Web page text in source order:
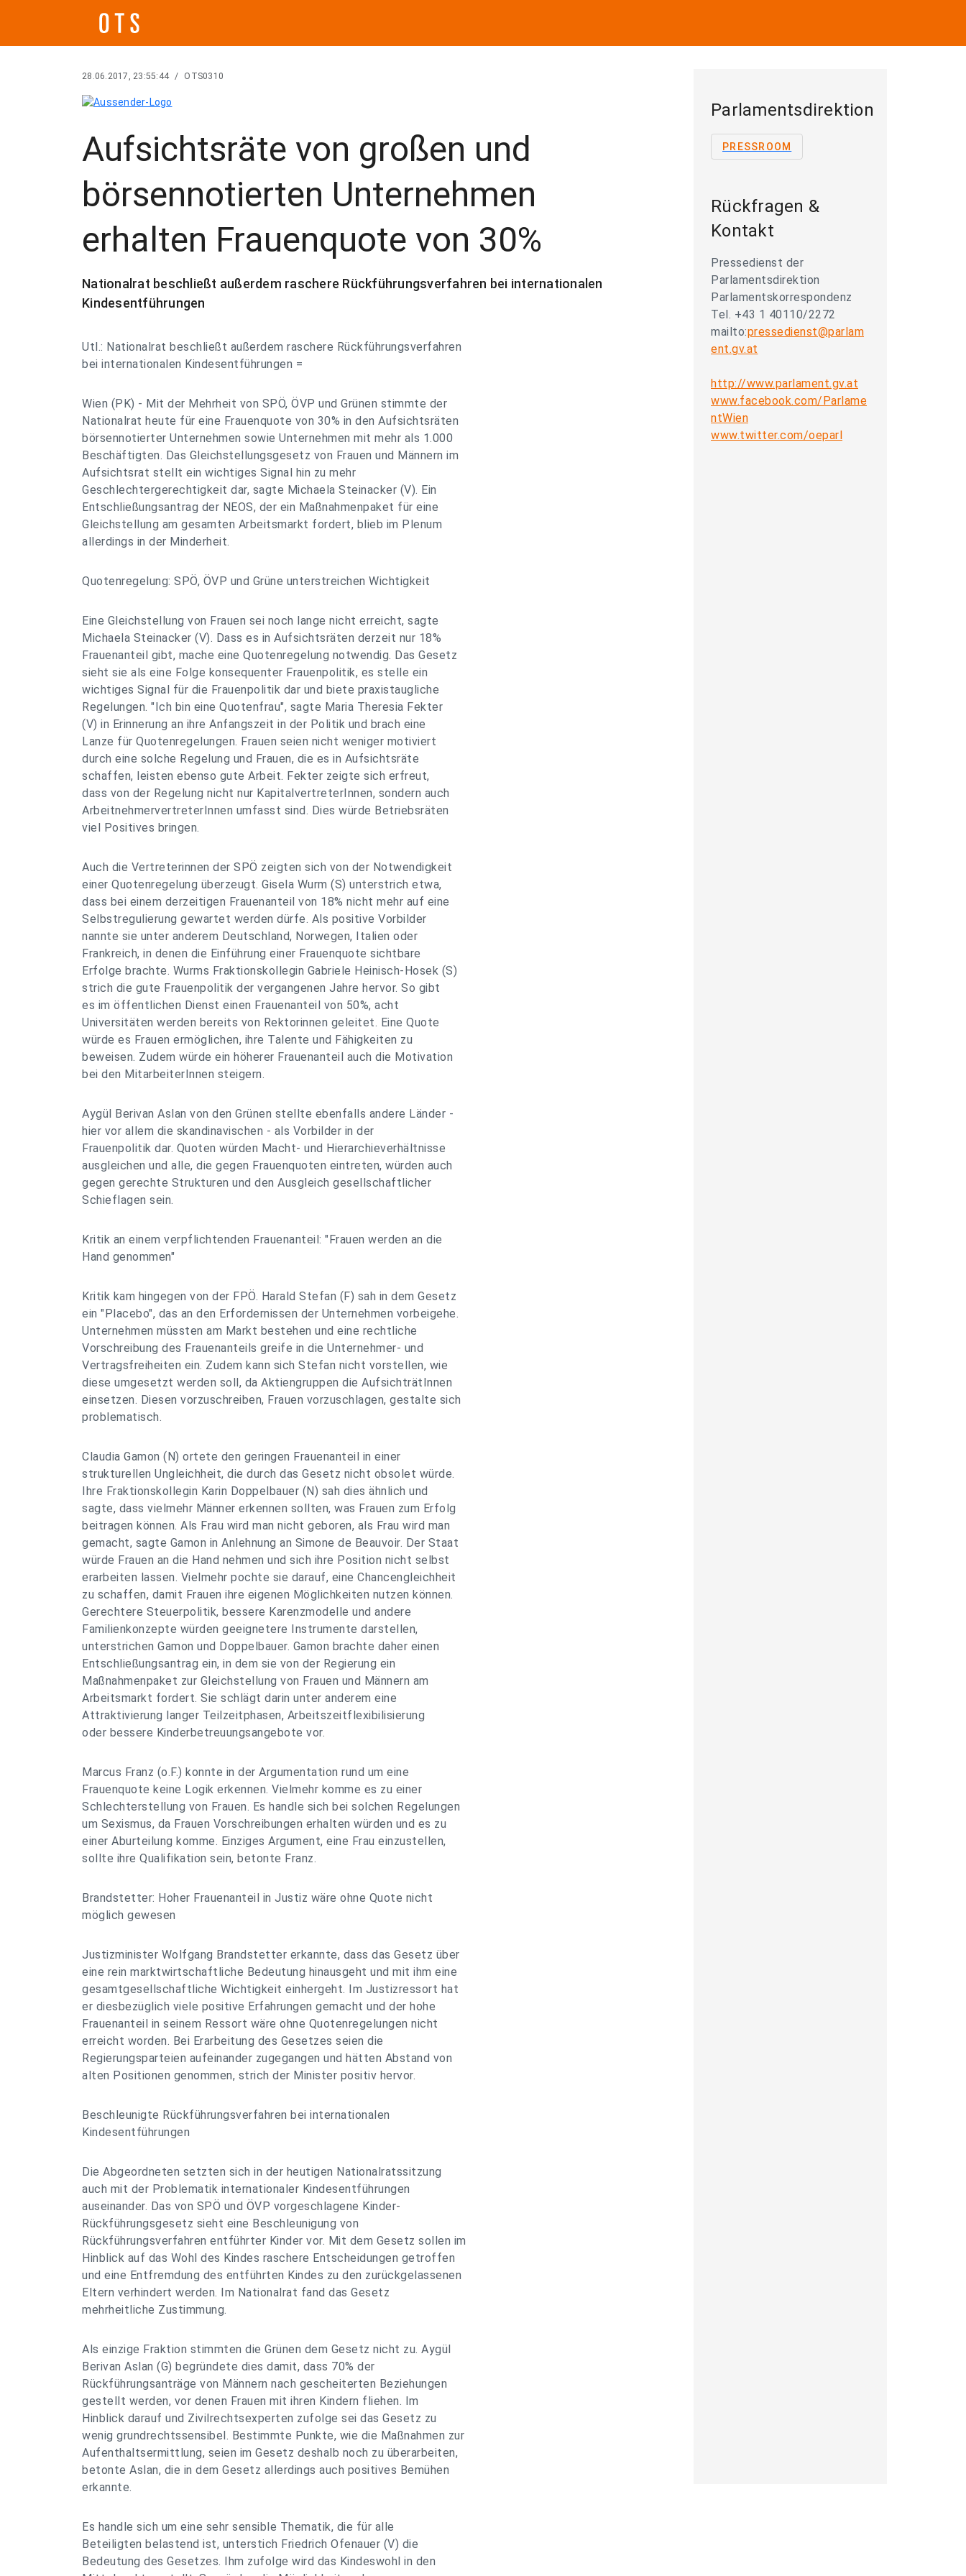
28.06.2017, 23:55:44 / OTS0310
Aufsichtsräte von großen und
börsennotierten Unternehmen
erhalten Frauenquote von 30%
Nationalrat beschließt außerdem raschere Rückführungsverfahren bei internationalen
Kindesentführungen
Utl.: Nationalrat beschließt außerdem raschere Rückführungsverfahren
bei internationalen Kindesentführungen =
Wien (PK) - Mit der Mehrheit von SPÖ, ÖVP und Grünen stimmte der
Nationalrat heute für eine Frauenquote von 30% in den Aufsichtsräten
börsennotierter Unternehmen sowie Unternehmen mit mehr als 1.000
Beschäftigten. Das Gleichstellungsgesetz von Frauen und Männern im
Aufsichtsrat stellt ein wichtiges Signal hin zu mehr
Geschlechtergerechtigkeit dar, sagte Michaela Steinacker (V). Ein
Entschließungsantrag der NEOS, der ein Maßnahmenpaket für eine
Gleichstellung am gesamten Arbeitsmarkt fordert, blieb im Plenum
allerdings in der Minderheit.
Quotenregelung: SPÖ, ÖVP und Grüne unterstreichen Wichtigkeit
Eine Gleichstellung von Frauen sei noch lange nicht erreicht, sagte
Michaela Steinacker (V). Dass es in Aufsichtsräten derzeit nur 18%
Frauenanteil gibt, mache eine Quotenregelung notwendig. Das Gesetz
sieht sie als eine Folge konsequenter Frauenpolitik, es stelle ein
wichtiges Signal für die Frauenpolitik dar und biete praxistaugliche
Regelungen. "Ich bin eine Quotenfrau", sagte Maria Theresia Fekter
(V) in Erinnerung an ihre Anfangszeit in der Politik und brach eine
Lanze für Quotenregelungen. Frauen seien nicht weniger motiviert
durch eine solche Regelung und Frauen, die es in Aufsichtsräte
schaffen, leisten ebenso gute Arbeit. Fekter zeigte sich erfreut,
dass von der Regelung nicht nur KapitalvertreterInnen, sondern auch
ArbeitnehmervertreterInnen umfasst sind. Dies würde Betriebsräten
viel Positives bringen.
Auch die Vertreterinnen der SPÖ zeigten sich von der Notwendigkeit
einer Quotenregelung überzeugt. Gisela Wurm (S) unterstrich etwa,
dass bei einem derzeitigen Frauenanteil von 18% nicht mehr auf eine
Selbstregulierung gewartet werden dürfe. Als positive Vorbilder
nannte sie unter anderem Deutschland, Norwegen, Italien oder
Frankreich, in denen die Einführung einer Frauenquote sichtbare
Erfolge brachte. Wurms Fraktionskollegin Gabriele Heinisch-Hosek (S)
strich die gute Frauenpolitik der vergangenen Jahre hervor. So gibt
es im öffentlichen Dienst einen Frauenanteil von 50%, acht
Universitäten werden bereits von Rektorinnen geleitet. Eine Quote
würde es Frauen ermöglichen, ihre Talente und Fähigkeiten zu
beweisen. Zudem würde ein höherer Frauenanteil auch die Motivation
bei den MitarbeiterInnen steigern.
Aygül Berivan Aslan von den Grünen stellte ebenfalls andere Länder -
hier vor allem die skandinavischen - als Vorbilder in der
Frauenpolitik dar. Quoten würden Macht- und Hierarchieverhältnisse
ausgleichen und alle, die gegen Frauenquoten eintreten, würden auch
gegen gerechte Strukturen und den Ausgleich gesellschaftlicher
Schieflagen sein.
Kritik an einem verpflichtenden Frauenanteil: "Frauen werden an die
Hand genommen"
Kritik kam hingegen von der FPÖ. Harald Stefan (F) sah in dem Gesetz
ein "Placebo", das an den Erfordernissen der Unternehmen vorbeigehe.
Unternehmen müssten am Markt bestehen und eine rechtliche
Vorschreibung des Frauenanteils greife in die Unternehmer- und
Vertragsfreiheiten ein. Zudem kann sich Stefan nicht vorstellen, wie
diese umgesetzt werden soll, da Aktiengruppen die AufsichträtInnen
einsetzen. Diesen vorzuschreiben, Frauen vorzuschlagen, gestalte sich
problematisch.
Claudia Gamon (N) ortete den geringen Frauenanteil in einer
strukturellen Ungleichheit, die durch das Gesetz nicht obsolet würde.
Ihre Fraktionskollegin Karin Doppelbauer (N) sah dies ähnlich und
sagte, dass vielmehr Männer erkennen sollten, was Frauen zum Erfolg
beitragen können. Als Frau wird man nicht geboren, als Frau wird man
gemacht, sagte Gamon in Anlehnung an Simone de Beauvoir. Der Staat
würde Frauen an die Hand nehmen und sich ihre Position nicht selbst
erarbeiten lassen. Vielmehr pochte sie darauf, eine Chancengleichheit
zu schaffen, damit Frauen ihre eigenen Möglichkeiten nutzen können.
Gerechtere Steuerpolitik, bessere Karenzmodelle und andere
Familienkonzepte würden geeignetere Instrumente darstellen,
unterstrichen Gamon und Doppelbauer. Gamon brachte daher einen
Entschließungsantrag ein, in dem sie von der Regierung ein
Maßnahmenpaket zur Gleichstellung von Frauen und Männern am
Arbeitsmarkt fordert. Sie schlägt darin unter anderem eine
Attraktivierung langer Teilzeitphasen, Arbeitszeitflexibilisierung
oder bessere Kinderbetreuungsangebote vor.
Marcus Franz (o.F.) konnte in der Argumentation rund um eine
Frauenquote keine Logik erkennen. Vielmehr komme es zu einer
Schlechterstellung von Frauen. Es handle sich bei solchen Regelungen
um Sexismus, da Frauen Vorschreibungen erhalten würden und es zu
einer Aburteilung komme. Einziges Argument, eine Frau einzustellen,
sollte ihre Qualifikation sein, betonte Franz.
Brandstetter: Hoher Frauenanteil in Justiz wäre ohne Quote nicht
möglich gewesen
Justizminister Wolfgang Brandstetter erkannte, dass das Gesetz über
eine rein marktwirtschaftliche Bedeutung hinausgeht und mit ihm eine
gesamtgesellschaftliche Wichtigkeit einhergeht. Im Justizressort hat
er diesbezüglich viele positive Erfahrungen gemacht und der hohe
Frauenanteil in seinem Ressort wäre ohne Quotenregelungen nicht
erreicht worden. Bei Erarbeitung des Gesetzes seien die
Regierungsparteien aufeinander zugegangen und hätten Abstand von
alten Positionen genommen, strich der Minister positiv hervor.
Beschleunigte Rückführungsverfahren bei internationalen
Kindesentführungen
Die Abgeordneten setzten sich in der heutigen Nationalratssitzung
auch mit der Problematik internationaler Kindesentführungen
auseinander. Das von SPÖ und ÖVP vorgeschlagene Kinder-
Rückführungsgesetz sieht eine Beschleunigung von
Rückführungsverfahren entführter Kinder vor. Mit dem Gesetz sollen im
Hinblick auf das Wohl des Kindes raschere Entscheidungen getroffen
und eine Entfremdung des entführten Kindes zu den zurückgelassenen
Eltern verhindert werden. Im Nationalrat fand das Gesetz
mehrheitliche Zustimmung.
Als einzige Fraktion stimmten die Grünen dem Gesetz nicht zu. Aygül
Berivan Aslan (G) begründete dies damit, dass 70% der
Rückführungsanträge von Männern nach gescheiterten Beziehungen
gestellt werden, vor denen Frauen mit ihren Kindern fliehen. Im
Hinblick darauf und Zivilrechtsexperten zufolge sei das Gesetz zu
wenig grundrechtssensibel. Bestimmte Punkte, wie die Maßnahmen zur
Aufenthaltsermittlung, seien im Gesetz deshalb noch zu überarbeiten,
betonte Aslan, die in dem Gesetz allerdings auch positives Bemühen
erkannte.
Es handle sich um eine sehr sensible Thematik, die für alle
Beteiligten belastend ist, unterstich Friedrich Ofenauer (V) die
Bedeutung des Gesetzes. Ihm zufolge wird das Kindeswohl in den
Parlamentsdirektion
PRESSROOM
Rückfragen &
Kontakt
Pressedienst der
Parlamentsdirektion
Parlamentskorrespondenz
Tel. +43 1 40110/2272
mailto:pressedienst@parlam
ent.gv.at
http://www.parlament.gv.at
www.facebook.com/Parlame
ntWien
www.twitter.com/oeparl